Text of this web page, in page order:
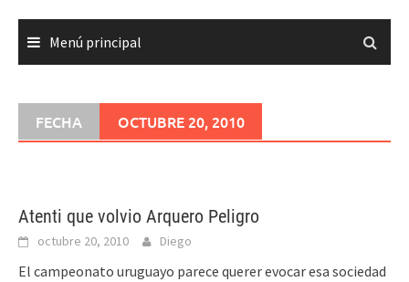
Menú principal
FECHA OCTUBRE 20, 2010
Atenti que volvio Arquero Peligro
octubre 20, 2010 Diego
El campeonato uruguayo parece querer evocar esa sociedad